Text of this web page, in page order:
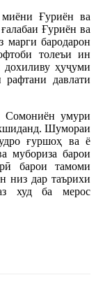
Ғуриён ва
Ғуриён ва
бародарон
толеъи ин
дохиливу ҳуҷуми
давлати
Сомониён умури
Шумораи
ғуршоҳ ва ё
мубориза барои
барои тамоми
низ дар таърихи
худ ба мерос